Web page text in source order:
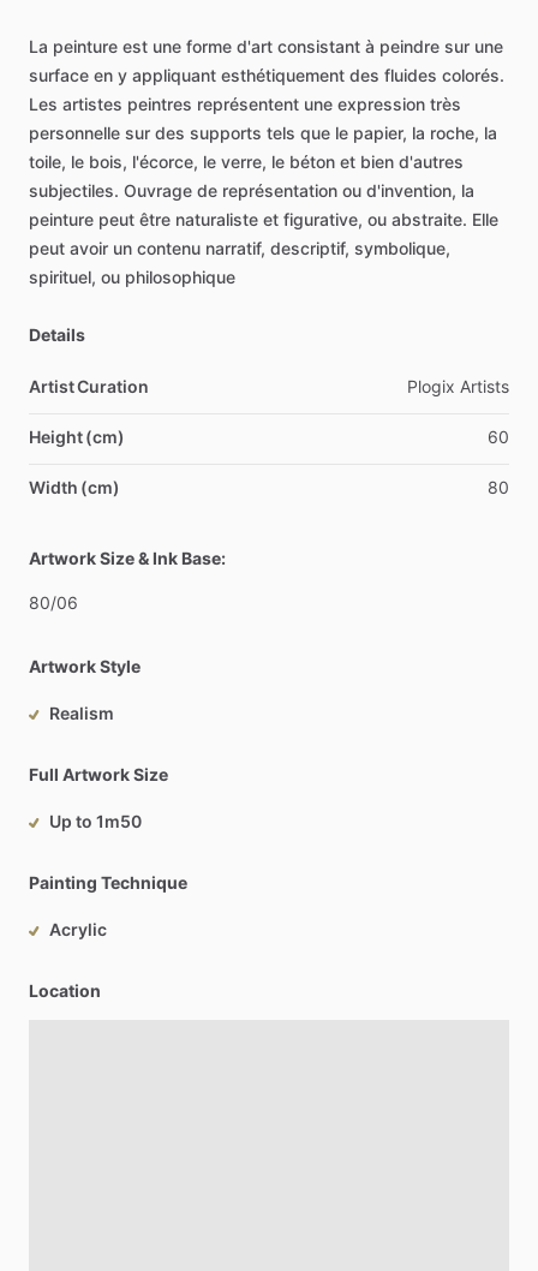
La peinture est une forme d'art consistant à peindre sur une
surface en y appliquant esthétiquement des fluides colorés.
Les artistes peintres représentent une expression très
personnelle sur des supports tels que le papier, la roche, la
toile, le bois, l'écorce, le verre, le béton et bien d'autres
subjectiles. Ouvrage de représentation ou d'invention, la
peinture peut être naturaliste et figurative, ou abstraite. Elle
peut avoir un contenu narratif, descriptif, symbolique,
spirituel, ou philosophique
Details
Artist Curation Plogix Artists
Height (cm) 60
Width (cm) 80
Artwork Size & Ink Base:
80​/​06
Artwork Style
Realism
Full Artwork Size
Up to 1m50
Painting Technique
Acrylic
Location